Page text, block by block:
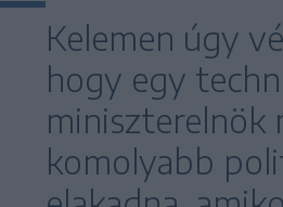
Kelemen úgy
hogy egy
miniszterelnök
komolyabb